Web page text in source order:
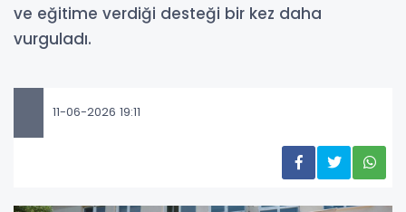
ve eğitime verdiği desteği bir kez daha
vurguladı.
11-06-2026 19:11